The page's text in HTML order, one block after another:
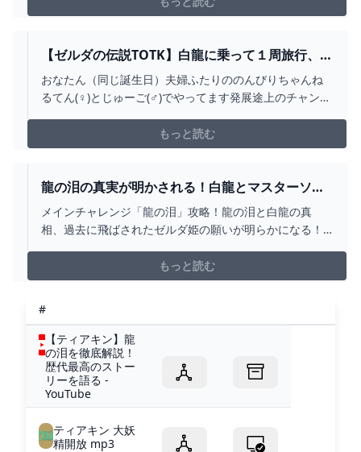
【ゼルダの伝説TOTK】白龍に乗って１周旅行、作
業用BGM【ティアーズオブザキングダム】 -
YOUTUBE
おなたん（同じ誕生日）夫婦ふたりののんびりちゃんね
るてん(♀)とじゅーご(♂)でやってます発展途上のチャンネ
などご意見をぜひコメントへよろしくお願いします！皆
様のチャンネル登録・高評価・コメントが励みになって
す！...
もっと読む
龍の泪の真実が明かされる！白龍とマスターソー
ドとゼルダ姫の願いPART20【ゼルダの伝説 ティ
アーズ オブ ザ キングダム】 - YOUTUBE
メインチャレンジ「龍の泪」攻略！龍の泪と白龍の真
相、過去に飛ばされたゼルダ姫の願いが明らかになる！
https://goo.gl/sa9ktEツイッターhttps://goo.gl/2JLhpFダ
イスＴＶ(実写チャンネル)https://goo.gl/Pwwv5Vお買い
もっと読む
#
【ティアキン】龍
の泪を徹底解説！
歴代最高のストー
リーを語る -
YouTube
ティアキン 大妖
精開放 mp3